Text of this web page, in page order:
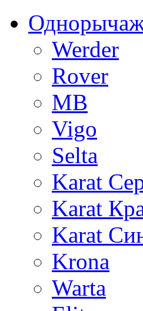
Werder
Rover
MB
Vigo
Selta
Karat
Karat
Karat
Krona
Warta